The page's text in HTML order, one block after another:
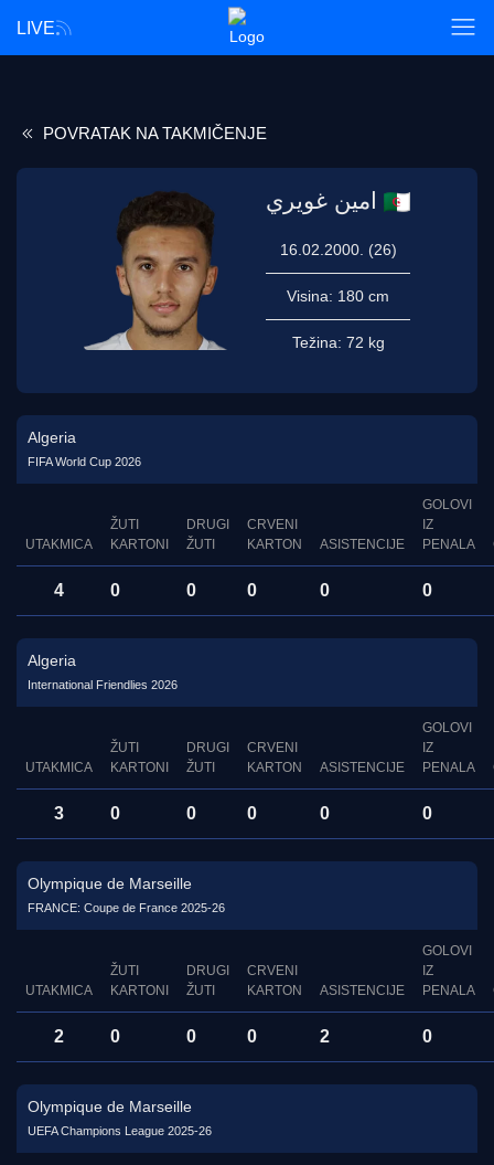
LIVE
POVRATAK NA TAKMIČENJE
امين غويري
16.02.2000. (26)
Visina: 180 cm
Težina: 72 kg
Algeria
FIFA World Cup 2026
UTAKMICA
ŽUTI
KARTONI
DRUGI
ŽUTI
CRVENI
KARTON
ASISTENCIJE
GOLOVI
IZ
PENALA
4 0 0 0 0 0
Algeria
International Friendlies 2026
UTAKMICA
ŽUTI
KARTONI
DRUGI
ŽUTI
CRVENI
KARTON
ASISTENCIJE
GOLOVI
IZ
PENALA
3 0 0 0 0 0
Olympique de Marseille
FRANCE: Coupe de France 2025-26
UTAKMICA
ŽUTI
KARTONI
DRUGI
ŽUTI
CRVENI
KARTON
ASISTENCIJE
GOLOVI
IZ
PENALA
2 0 0 0 2 0
Olympique de Marseille
UEFA Champions League 2025-26